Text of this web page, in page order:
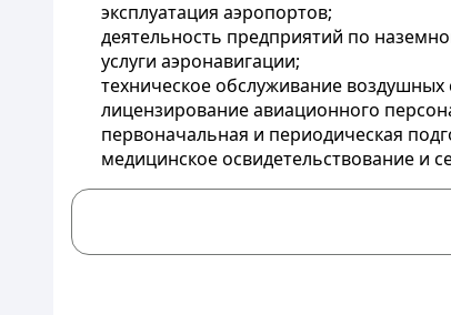
эксплуатация аэропортов;
деятельность предприятий по
услуги аэронавигации;
техническое обслуживание воздушных
лицензирование авиационного
первоначальная и периодическая
медицинское освидетельствование и